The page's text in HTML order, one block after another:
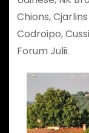
Chions,
Codroipo,
Forum Julii.